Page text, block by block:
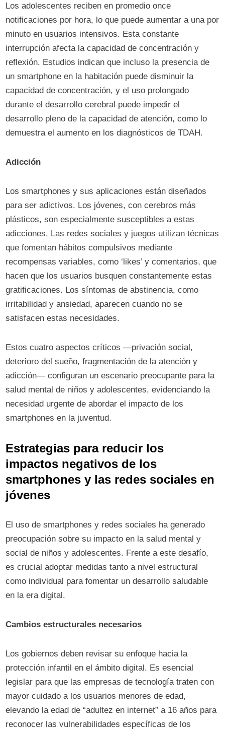
Los adolescentes reciben en promedio once
notificaciones por hora, lo que puede aumentar a una por
minuto en usuarios intensivos. Esta constante
interrupción afecta la capacidad de concentración y
reflexión. Estudios indican que incluso la presencia de
un smartphone en la habitación puede disminuir la
capacidad de concentración, y el uso prolongado
durante el desarrollo cerebral puede impedir el
desarrollo pleno de la capacidad de atención, como lo
demuestra el aumento en los diagnósticos de TDAH.
Adicción
Los smartphones y sus aplicaciones están diseñados
para ser adictivos. Los jóvenes, con cerebros más
plásticos, son especialmente susceptibles a estas
adicciones. Las redes sociales y juegos utilizan técnicas
que fomentan hábitos compulsivos mediante
recompensas variables, como ‘likes’ y comentarios, que
hacen que los usuarios busquen constantemente estas
gratificaciones. Los síntomas de abstinencia, como
irritabilidad y ansiedad, aparecen cuando no se
satisfacen estas necesidades.
Estos cuatro aspectos críticos —privación social,
deterioro del sueño, fragmentación de la atención y
adicción— configuran un escenario preocupante para la
salud mental de niños y adolescentes, evidenciando la
necesidad urgente de abordar el impacto de los
smartphones en la juventud.
Estrategias para reducir los
impactos negativos de los
smartphones y las redes sociales en
jóvenes
El uso de smartphones y redes sociales ha generado
preocupación sobre su impacto en la salud mental y
social de niños y adolescentes. Frente a este desafío,
es crucial adoptar medidas tanto a nivel estructural
como individual para fomentar un desarrollo saludable
en la era digital.
Cambios estructurales necesarios
Los gobiernos deben revisar su enfoque hacia la
protección infantil en el ámbito digital. Es esencial
legislar para que las empresas de tecnología traten con
mayor cuidado a los usuarios menores de edad,
elevando la edad de “adultez en internet” a 16 años para
reconocer las vulnerabilidades específicas de los